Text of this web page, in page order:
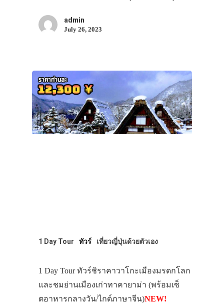
admin
July 26, 2023
1 Day Tour ทัวร์ เที่ยวญี่ปุ่นด้วยตัวเอง
1 Day Tour ทัวร์ชิราคาวาโกะเมืองมรดกโลก
และชมย่านเมืองเก่าทาคายาม่า (พร้อมเซ็
ตอาหารกลางวัน/ไกด์ภาษาจีน)NEW!